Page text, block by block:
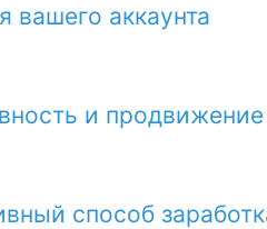
аккаунта
и продвижение
способ